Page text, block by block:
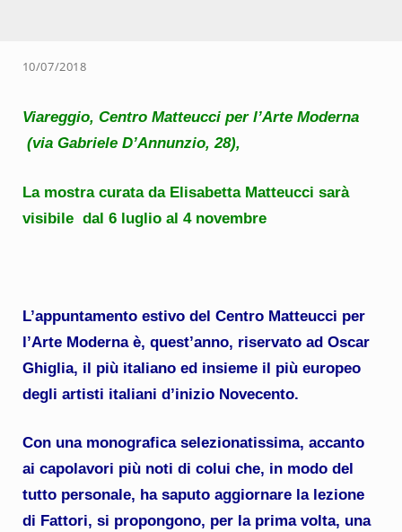
10/07/2018
Viareggio, Centro Matteucci per l’Arte Moderna
(via Gabriele D’Annunzio, 28),
La mostra curata da Elisabetta Matteucci sarà
visibile dal 6 luglio al 4 novembre
L’appuntamento estivo del Centro Matteucci per
l’Arte Moderna è, quest’anno, riservato ad Oscar
Ghiglia, il più italiano ed insieme il più europeo
degli artisti italiani d’inizio Novecento.
Con una monografica selezionatissima, accanto
ai capolavori più noti di colui che, in modo del
tutto personale, ha saputo aggiornare la lezione
di Fattori, si propongono, per la prima volta, una